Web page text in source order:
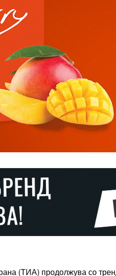
━
/ forever
ИЗБЕРЕТЕ ПЛАН
tortor
(ТИА) продолжува со